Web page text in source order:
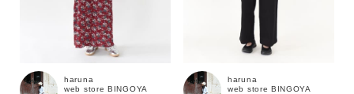
haruna
web store BINGOYA
haruna
web store BINGOYA